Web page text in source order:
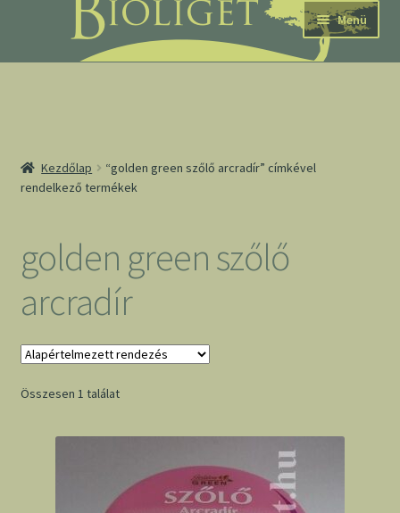
navigációhoz
tartalomba
Menü
Kezdőlap
“golden green szőlő arcradír” címkével
rendelkező termékek
golden green szőlő
arcradír
Összesen 1 találat